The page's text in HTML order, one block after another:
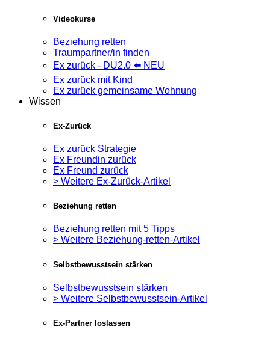
Videokurse
Beziehung retten
Traumpartner/in finden
Ex zurück - DU2.0 ⬅️ NEU
Ex zurück mit Kind
Ex zurück gemeinsame Wohnung
Wissen
Ex-Zurück
Ex zurück Strategie
Ex Freundin zurück
Ex Freund zurück
> Weitere Ex-Zurück-Artikel
Beziehung retten
Beziehung retten mit 5 Tipps
> Weitere Beziehung-retten-Artikel
Selbstbewusstsein stärken
Selbstbewusstsein stärken
> Weitere Selbstbewusstsein-Artikel
Ex-Partner loslassen